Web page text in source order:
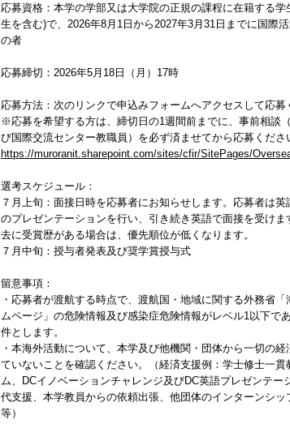
応募資格：本学の学部又は大学院の正規の課程に在籍する学
生を含む)で、2026年8月1日から2027年3月31日までに国際
の者
応募締切：2026年5月18日（月）17時
応募方法：次のリンクで申込みフォームへアクセスして応募
※応募を希望する方は、締切日の1週間前までに、事前相談
び国際交流センター教職員）を必ず済ませてから応募くださ
https://muroranit.sharepoint.com/sites/cfir/SitePages/
選考スケジュール：
７月上旬：面接日時を応募者にお知らせします。応募者は英
のプレゼンテーションを行い、引き続き英語で面接を受けま
去に受賞歴がある場合は、優先順位が低くなります。
７月中旬：授与者発表及び奨学賞授与式
留意事項：
・応募者が渡航する時点で、渡航国・地域に関する外務省「
ムページ」の危険情報及び感染症危険情報がレベル1以下で
件とします。
・本海外活動について、本学及び他機関・団体から一切の経
ていないことを確認ください。（経済支援例：学士修士一貫
ム、DCイノベーションチャレンジ及びDC英語プレゼンテー
代支援、本学教員からの依頼出張、他団体のインターンシッ
等）